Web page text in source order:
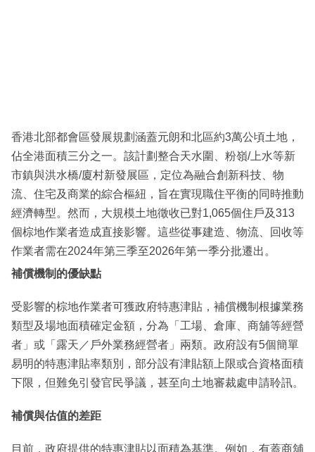
區
香港北部都會區發展規劃涵蓋元朗和北區約3萬公頃土地，
佔全港面積三分之一。該計劃整合天水圍、粉嶺/上水等新
市鎮與洪水橋/廈村新發展區，定位為融合創新科技、物
流、住宅及商業的綜合樞紐，旨在實現職住平衡的同時推動
經濟轉型。然而，大規模土地徵收已對1,065個住戶及313
個棕地作業者造成直接影響。這些從事建造、物流、回收等
作業者需在2024年第三季至2026年第一季分批遷出。
補償機制的優缺點
受影響的棕地作業者可獲政府特惠津貼，補償機制根據業務
類型及場地面積確定金額，分為「工場、倉庫、商舖等經營
者」或「露天／戶外業務經營者」兩類。政府設有5個簡單
易明的特惠津貼率類別，部分設有津貼額上限或合資格面積
下限，但難免引發官民爭議，甚至向土地審裁處申請聆訊。
補償與估值的差距
目前，政府提供的特惠津貼以面積為基準。例如，有蓋商舖